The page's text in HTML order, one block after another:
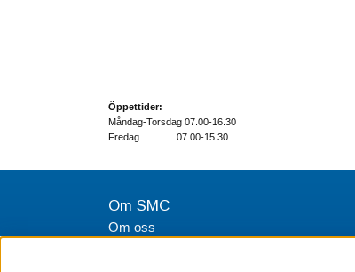
Öppettider:
Måndag-Torsdag 07.00-16.30
Fredag 07.00-15.30
Om SMC
Om oss